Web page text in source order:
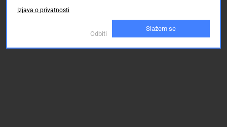
tuner
Izjava o privatnosti
Odbiti
Slažem se